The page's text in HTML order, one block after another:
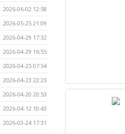
2026-06-02 12:58
2026-05-25 21:09
2026-04-29 17:32
2026-04-29 16:55
2026-04-25 07:54
2026-04-23 22:23
2026-04-20 20:53
2026-04-12 10:43
2026-03-24 17:31